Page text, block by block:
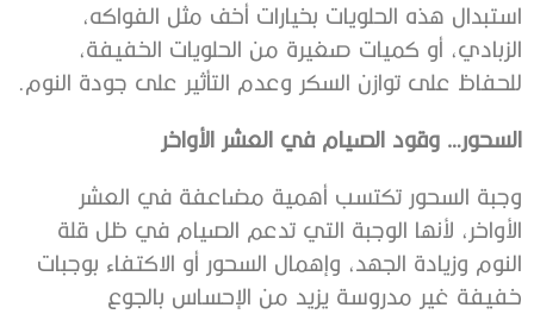
استبدال هذه الحلويات بخيارات أخف مثل الفواكه،
الزبادي، أو كميات صغيرة من الحلويات الخفيفة،
للحفاظ على توازن السكر وعدم التأثير على جودة النوم.
السحور… وقود الصيام في العشر الأواخر
وجبة السحور تكتسب أهمية مضاعفة في العشر
الأواخر، لأنها الوجبة التي تدعم الصيام في ظل قلة
النوم وزيادة الجهد، وإهمال السحور أو الاكتفاء بوجبات
خفيفة غير مدروسة يزيد من الإحساس بالجوع